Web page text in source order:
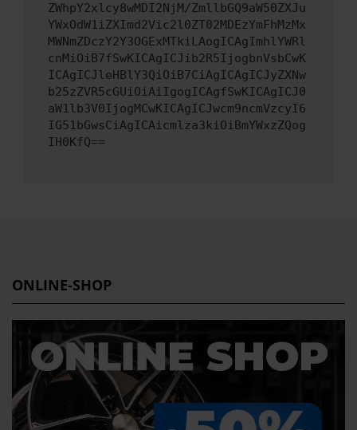
ZWhpY2xlcy8wMDI2NjM/ZmllbGQ9aW50ZXJu
YWxOdW1iZXImd2Vic2l0ZT02MDEzYmFhMzMx
MWNmZDczY2Y3OGExMTkiLAogICAgImhlYWRl
cnMiOiB7fSwKICAgICJib2R5IjogbnVsbCwK
ICAgICJleHBlY3QiOiB7CiAgICAgICJyZXNw
b25zZVR5cGUiOiAiIgogICAgfSwKICAgICJ0
aW1lb3V0IjogMCwKICAgICJwcm9ncmVzcyI6
IG51bGwsCiAgICAicmlza3kiOiBmYWxzZQog
IH0KfQ==
ONLINE-SHOP